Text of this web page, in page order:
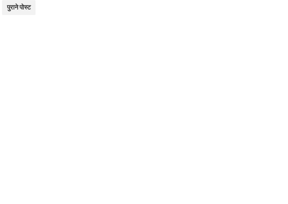
पुराने पोस्ट